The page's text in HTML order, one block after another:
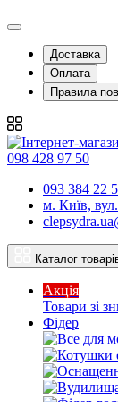
Доставка
Оплата
Правила
098 428 97 50
093 384 22
м. Київ,
Каталог
Акція
Товари зі
Фідер